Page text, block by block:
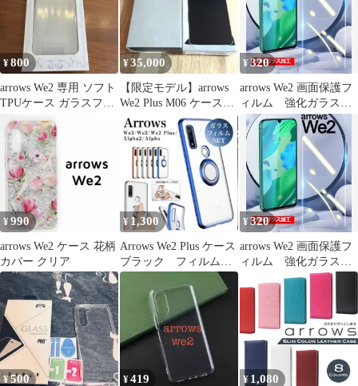
¥800
arrows We2 専用 ソフト
TPUケース ガラスフィ
ルム付
¥35,000
​【限定モデル】arrows
We2 Plus M06 ケース・
フィルム付
¥320
arrows We2 画面保護フ
ィルム 強化ガラス加
工
¥990
arrows We2 ケース 花柄
カバー クリア
¥ 1,300
Arrows We2 Plus ケース
ブラック フィルム付
き
¥320
arrows We2 画面保護フ
ィルム 強化ガラス加
¥500 ¥419 ¥ 1,080